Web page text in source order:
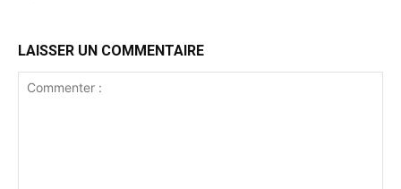
LAISSER UN COMMENTAIRE